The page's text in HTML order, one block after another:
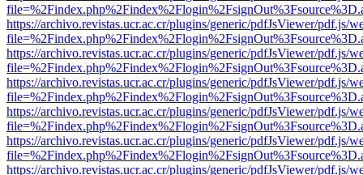
https://archivo.revistas.ucr.ac.cr/plugins/generic/pdfJsViewer/pdf.js/
https://archivo.revistas.ucr.ac.cr/plugins/generic/pdfJsViewer/pdf.js/
https://archivo.revistas.ucr.ac.cr/plugins/generic/pdfJsViewer/pdf.js/
https://archivo.revistas.ucr.ac.cr/plugins/generic/pdfJsViewer/pdf.js/
https://archivo.revistas.ucr.ac.cr/plugins/generic/pdfJsViewer/pdf.js/
https://archivo.revistas.ucr.ac.cr/plugins/generic/pdfJsViewer/pdf.js/